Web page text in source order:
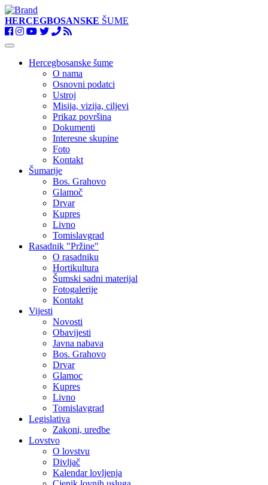
HERCEGBOSANSKE ŠUME
Toggle
navigationHercegbosanske šume
O nama
Osnovni podatci
Ustroj
Misija, vizija, ciljevi
Prikaz površina
Dokumenti
Interesne skupine
Foto
Kontakt
Šumarije
Bos. Grahovo
Glamoč
Drvar
Kupres
Livno
Tomislavgrad
Rasadnik "Pržine"
O rasadniku
Hortikultura
Šumski sadni materijal
Fotogalerije
Kontakt
Vijesti
Novosti
Obavijesti
Javna nabava
Bos. Grahovo
Drvar
Glamoc
Kupres
Livno
Tomislavgrad
Legislativa
Zakoni, uredbe
Lovstvo
O lovstvu
Divljač
Kalendar lovljenja